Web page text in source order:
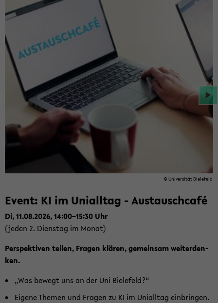
© Uni­ver­si­tät Bie­le­feld
Event: KI im Uni­all­tag - Aus­tausch­café
Di, 11.08.2026, 14:00–15:30 Uhr
(jeden 2. Diens­tag im Monat)
Per­spek­ti­ven tei­len, Fra­gen klä­ren, ge­mein­sam wei­ter­den­
ken.
„Was be­wegt uns an der Uni Bie­le­feld?“
Ei­ge­ne The­men und Fra­gen zu KI im Uni­all­tag ein­brin­gen.